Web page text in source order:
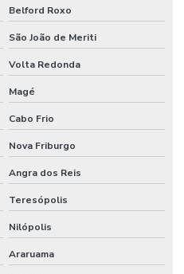
Belford Roxo
São João de Meriti
Volta Redonda
Magé
Cabo Frio
Nova Friburgo
Angra dos Reis
Teresópolis
Nilópolis
Araruama